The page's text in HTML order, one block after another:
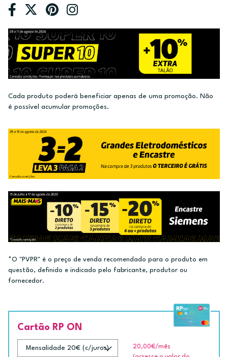
Cada produto poderá beneficiar apenas de uma promoção. Não
é possível acumular promoções.
*O "PVPR" é o preço de venda recomendado para o produto em
questão, definido e indicado pelo fabricante, produtor ou
fornecedor.
Cartão RP ON
20,00€/mês